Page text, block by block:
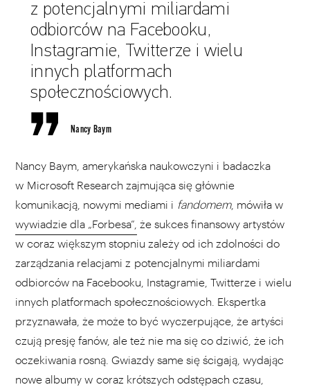
z potencjalnymi miliardami
odbiorców na Facebooku,
Instagramie, Twitterze i wielu
innych platformach
społecznościowych.
Nancy Baym
Nancy Baym, amerykańska naukowczyni i badaczka
w Microsoft Research zajmująca się głównie
komunikacją, nowymi mediami i fandomem, mówiła w
wywiadzie dla „Forbesa”, że sukces finansowy artystów
w coraz większym stopniu zależy od ich zdolności do
zarządzania relacjami z potencjalnymi miliardami
odbiorców na Facebooku, Instagramie, Twitterze i wielu
innych platformach społecznościowych. Ekspertka
przyznawała, że może to być wyczerpujące, że artyści
czują presję fanów, ale też nie ma się co dziwić, że ich
oczekiwania rosną. Gwiazdy same się ścigają, wydając
nowe albumy w coraz krótszych odstępach czasu,